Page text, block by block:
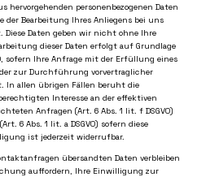
hervorgehenden personenbezogenen Daten
der Bearbeitung Ihres Anliegens bei uns
Diese Daten geben wir nicht ohne Ihre
dieser Daten erfolgt auf Grundlage
sofern Ihre Anfrage mit der Erfüllung eines
zur Durchführung vorvertraglicher
In allen übrigen Fällen beruht die
Interesse an der effektiven
Anfragen (Art. 6 Abs. 1 lit. f DSGVO)
6 Abs. 1 lit. a DSGVO) sofern diese
ist jederzeit widerrufbar.
übersandten Daten verbleiben
auffordern, Ihre Einwilligung zur